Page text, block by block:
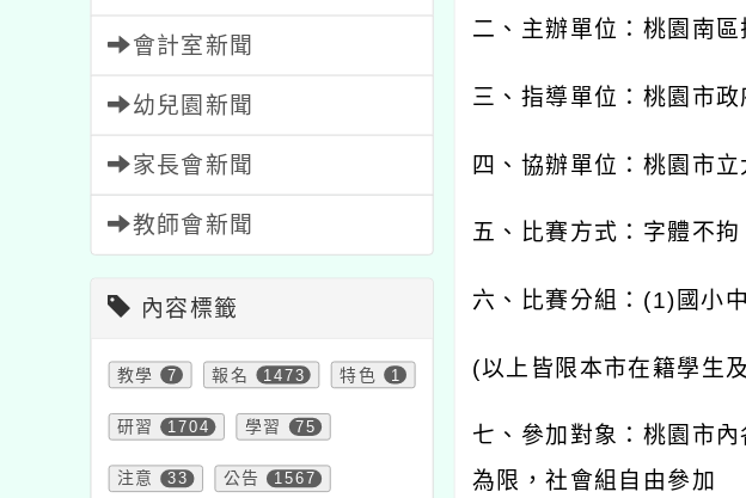
會計室新聞
幼兒園新聞
家長會新聞
教師會新聞
內容標籤
教學 7 報名 1473 特色 1
研習 1704 學習 75
注意 33 公告 1567
二、主辦單位：桃園南區
三、指導單位：桃園市政
四、協辦單位：桃園市立
五、比賽方式：字體不
六、比賽分組： (1) 國小
(以上皆限本市在籍學生
七、參加對象：桃園市
為限，社會組自由參加